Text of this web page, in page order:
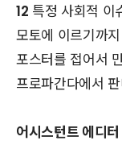
12 특정 사회적 이
모토에 이르기까
포스터를 접어서
프로파간다에서
어시스턴트 에디터